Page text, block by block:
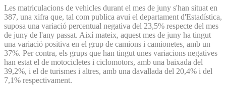
Les matriculacions de vehicles durant el mes de juny s'han situat en
387, una xifra que, tal com publica avui el departament d'Estadística,
suposa una variació percentual negativa del 23,5% respecte del mes
de juny de l'any passat. Així mateix, aquest mes de juny ha tingut
una variació positiva en el grup de camions i camionetes, amb un
37%. Per contra, els grups que han tingut unes variacions negatives
han estat el de motocicletes i ciclomotors, amb una baixada del
39,2%, i el de turismes i altres, amb una davallada del 20,4% i del
7,1% respectivament.